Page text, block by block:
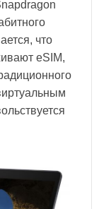
что
eSIM,